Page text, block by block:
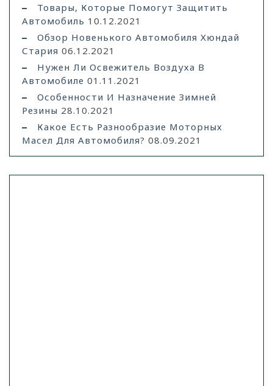
Товары, Которые Помогут Защитить
Автомобиль 10.12.2021
Обзор Новенького Автомобиля Хюндай
Стария 06.12.2021
Нужен Ли Освежитель Воздуха В
Автомобиле 01.11.2021
Особенности И Назначение Зимней
Резины 28.10.2021
Какое Есть Разнообразие Моторных
Масел Для Автомобиля? 08.09.2021